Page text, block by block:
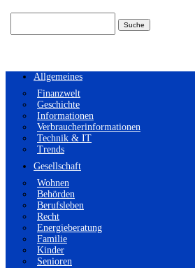
Allgemeines
Finanzwelt
Geschichte
Informationen
Verbraucherinformationen
Technik & IT
Trends
Gesellschaft
Wohnen
Behörden
Berufsleben
Recht
Energieberatung
Familie
Kinder
Senioren